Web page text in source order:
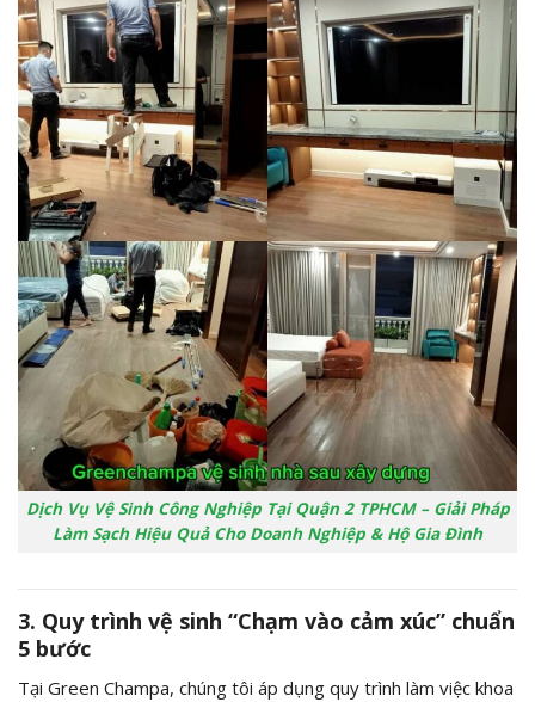
Dịch Vụ Vệ Sinh Công Nghiệp Tại Quận 2 TPHCM – Giải Pháp
Làm Sạch Hiệu Quả Cho Doanh Nghiệp & Hộ Gia Đình
3. Quy trình vệ sinh “Chạm vào cảm xúc” chuẩn
5 bước
Tại Green Champa, chúng tôi áp dụng quy trình làm việc khoa